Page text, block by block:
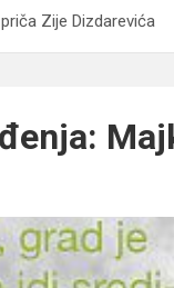
Zije Dizdarevića